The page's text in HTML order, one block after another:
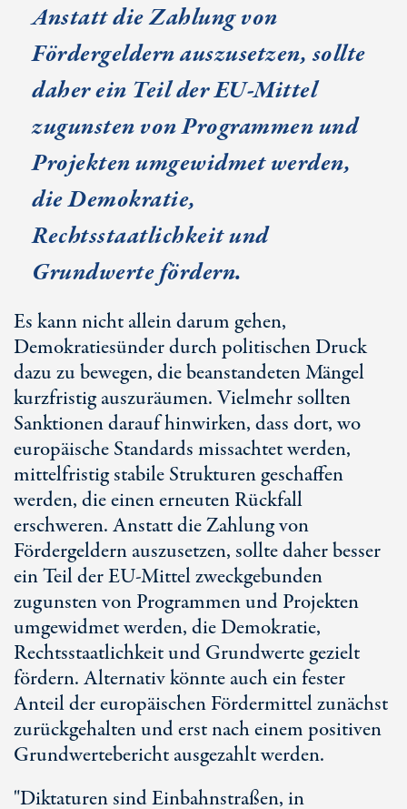
Anstatt die Zahlung von
Fördergeldern auszusetzen, sollte
daher ein Teil der EU-Mittel
zugunsten von Programmen und
Projekten umgewidmet werden,
die Demokratie,
Rechtsstaatlichkeit und
Grundwerte fördern.
Es kann nicht allein darum gehen,
Demokratiesünder durch politischen Druck
dazu zu bewegen, die beanstandeten Mängel
kurzfristig auszuräumen. Vielmehr sollten
Sanktionen darauf hinwirken, dass dort, wo
europäische Standards missachtet werden,
mittelfristig stabile Strukturen geschaffen
werden, die einen erneuten Rückfall
erschweren. Anstatt die Zahlung von
Fördergeldern auszusetzen, sollte daher besser
ein Teil der EU-Mittel zweckgebunden
zugunsten von Programmen und Projekten
umgewidmet werden, die Demokratie,
Rechtsstaatlichkeit und Grundwerte gezielt
fördern. Alternativ könnte auch ein fester
Anteil der europäischen Fördermittel zunächst
zurückgehalten und erst nach einem positiven
Grundwertebericht ausgezahlt werden.
"Diktaturen sind Einbahnstraßen, in